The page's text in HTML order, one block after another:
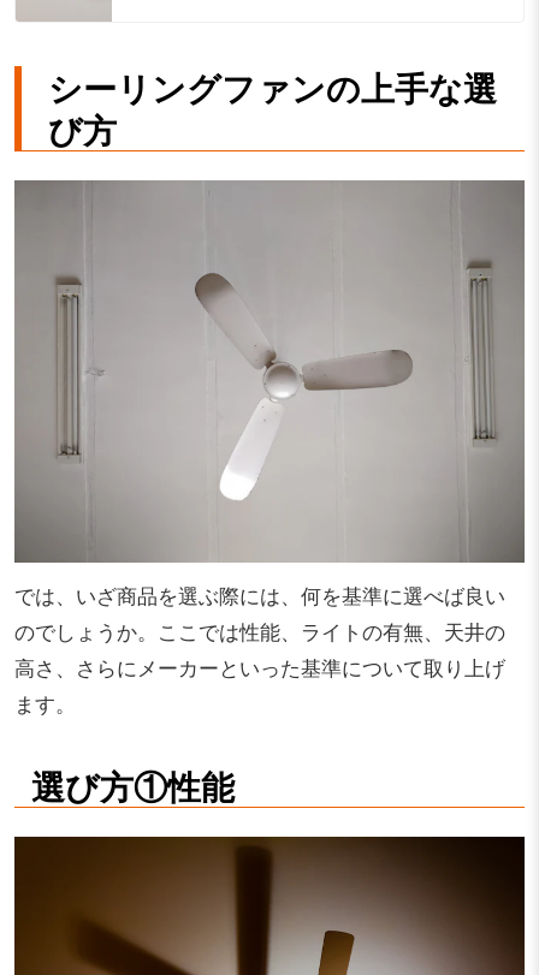
シーリングファンの上手な選
び方
では、いざ商品を選ぶ際には、何を基準に選べば良い
のでしょうか。ここでは性能、ライトの有無、天井の
高さ、さらにメーカーといった基準について取り上げ
ます。
選び方①性能